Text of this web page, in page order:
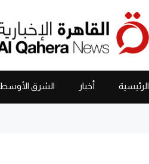
الرئيسية أخبار الشرق الأوسط